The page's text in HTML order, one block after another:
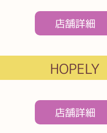
店舗詳細
HOPELY
店舗詳細